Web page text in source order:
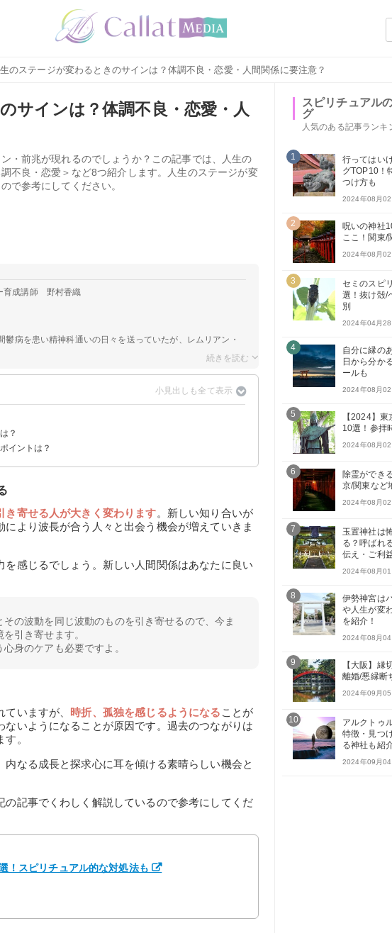
のステージが変わるときのサインは？体調不良・恋愛・人間関係に要注意？
サインは？体調不良・恋愛・人
・前兆が現れるのでしょうか？この記事では、人生の
不良・恋愛＞など8つ紹介します。人生のステージが変
で参考にしてください。
育成講師 野村香織
病を患い精神科通いの日々を送っていたが、レムリアン・
？
イントは？
き寄せる人が大きく変わります。新しい知り合いが
より波長が合う人々と出会う機会が増えていきま
感じるでしょう。新しい人間関係はあなたに良い
の波動を同じ波動のものを引き寄せるので、今ま
引き寄せます。
身のケアも必要ですよ。
いますが、 時折、孤独を感じるようになる ことが
いようになることが原因です。過去のつながりは
。
なる成長と探求心に耳を傾ける素晴らしい機会と
記事でくわしく解説しているので参考にしてくだ
！スピリチュアル的な対処法も
スピリチュアル
グ
人気のある記事ランキ
1
行ってはい
グTOP10！
つけ方も
2024年08月02
2
呪いの神社
ここ！関東/
2024年08月02
3
セミのスピ
選！抜け殻/
別
2024年04月28
4
自分に縁の
日から分か
ールも
2024年08月02
5
【2024】
10選！参拝
2024年08月02
6
除霊ができ
京/関東など
2024年08月02
7
玉置神社は
る？呼ばれ
伝え・ご利
2024年08月01
8
伊勢神宮は
や人生が変
を紹介！
2024年08月04
9
【大阪】縁
離婚/悪縁断
2024年09月05
10
アルクトゥ
特徴・見つ
る神社も紹
2024年09月04